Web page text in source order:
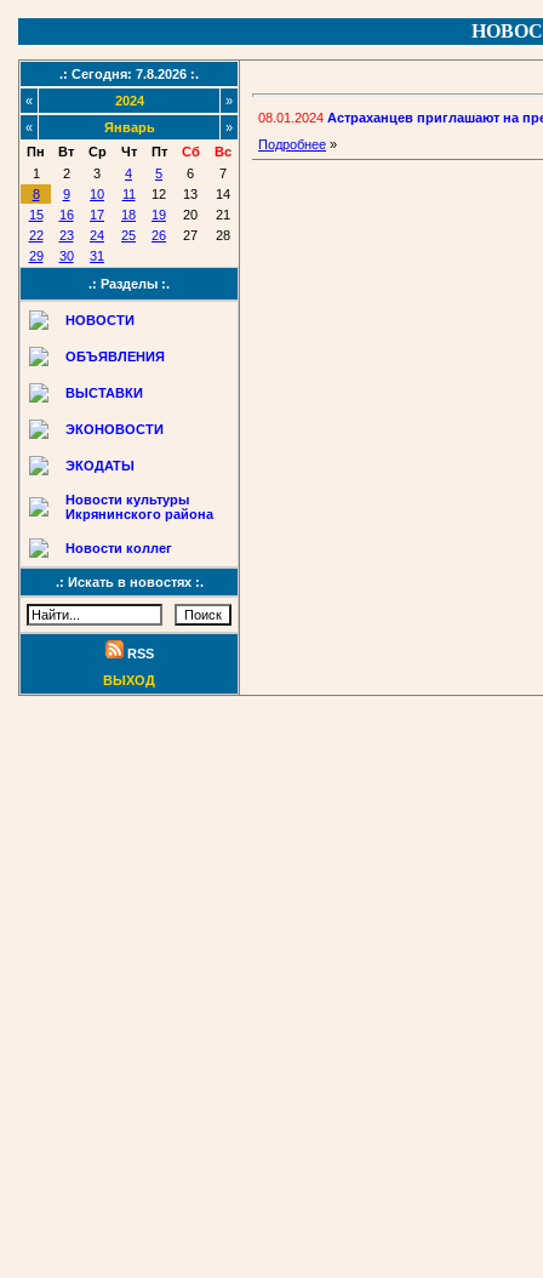
.: Сегодня: 7.8.2026 :.
«
2024
»
«
Январь
»
Пн
Вт Ср Чт Пт Сб
Вс
1
2 3 4 5 6
7
8
9 10 11 12 13
14
15
16 17 18 19 20
21
22
23 24 25 26 27
28
29
30
31
.: Разделы :.
НОВОСТИ
ОБЪЯВЛЕНИЯ
ВЫСТАВКИ
ЭКОНОВОСТИ
ЭКОДАТЫ
Новости культуры
Икрянинского района
Новости коллег
.: Искать в новостях :.
RSS
ВЫХОД
08.01.2024 Астраханцев приглашают на
Подробнее »